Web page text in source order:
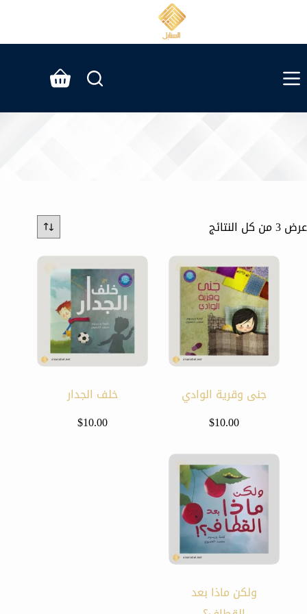
عربة
التسوق
عرض ⁦3⁩ من كل النتائج
جنى وقرية الوادي
$10.00
خلف الجدار
$10.00
ولكن ماذا بعد